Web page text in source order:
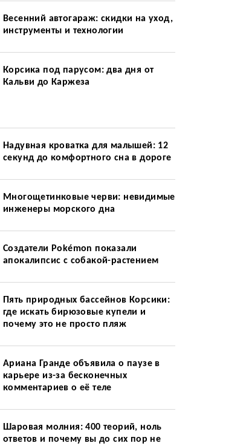
Весенний автогараж: скидки на уход,
инструменты и технологии
Корсика под парусом: два дня от
Кальви до Каржеза
Надувная кроватка для малышей: 12
секунд до комфортного сна в дороге
Многощетинковые черви: невидимые
инженеры морского дна
Создатели Pokémon показали
апокалипсис с собакой-растением
Пять природных бассейнов Корсики:
где искать бирюзовые купели и
почему это не просто пляж
Ариана Гранде объявила о паузе в
карьере из-за бесконечных
комментариев о её теле
Шаровая молния: 400 теорий, ноль
ответов и почему вы до сих пор не